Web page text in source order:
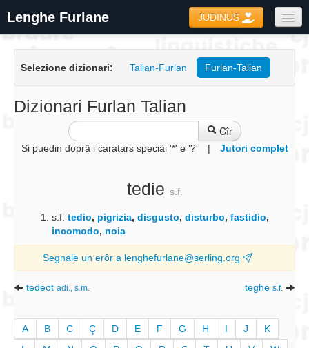
Lenghe Furlane JUDINUS
Formari
Coretôr Ortografic
Informazions
Selezione dizionari: Talian-Furlan Furlan-Talian
Dizionari Furlan Talian
Cîr
Si puedin doprâ i caratars speciâi '*' e '?' | Jutori complet
tedie s.f.
s.f. tedio, pigrizia, disgusto, disturbo, fastidio,
incomodo, noia
Segnale un erôr a lenghefurlane@serling.org
tedeot adi., s.m. teghe s.f.
A B C Ç D E F G H I J
K